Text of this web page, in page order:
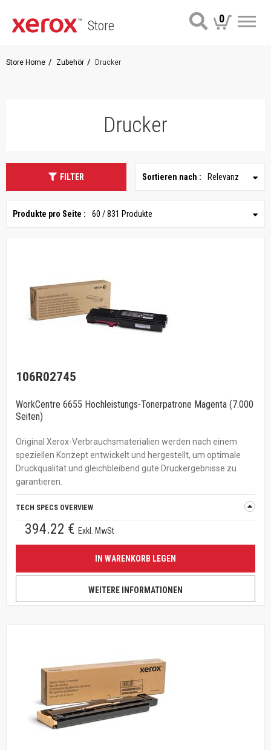
Store 0
Store Home Zubehör Drucker
Drucker
FILTER Sortieren nach : Relevanz
Produkte pro Seite : 60 / 831 Produkte
106R02745
WorkCentre 6655 Hochleistungs-Tonerpatrone Magenta (7.000
Seiten)
Original Xerox-Verbrauchsmaterialien werden nach einem
speziellen Konzept entwickelt und hergestellt, um optimale
Druckqualität und gleichbleibend gute Druckergebnisse zu
garantieren.
TECH SPECS OVERVIEW
394.22 € Exkl. MwSt
IN WARENKORB LEGEN
WEITERE INFORMATIONEN